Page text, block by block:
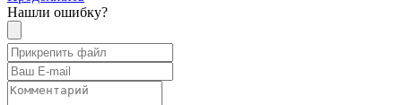
Нашли ошибку?